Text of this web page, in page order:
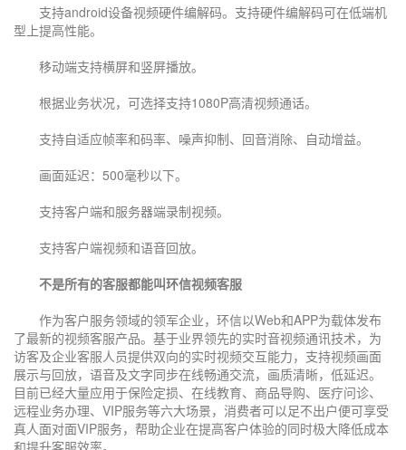
支持android设备视频硬件编解码。支持硬件编解码可在低端机
型上提高性能。
移动端支持横屏和竖屏播放。
根据业务状况，可选择支持1080P高清视频通话。
支持自适应帧率和码率、噪声抑制、回音消除、自动增益。
画面延迟：500毫秒以下。
支持客户端和服务器端录制视频。
支持客户端视频和语音回放。
不是所有的客服都能叫环信视频客服
作为客户服务领域的领军企业，环信以Web和APP为载体发布
了最新的视频客服产品。基于业界领先的实时音视频通讯技术，为
访客及企业客服人员提供双向的实时视频交互能力，支持视频画面
展示与回放，语音及文字同步在线畅通交流，画质清晰，低延迟。
目前已经大量应用于保险定损、在线教育、商品导购、医疗问诊、
远程业务办理、VIP服务等六大场景，消费者可以足不出户便可享受
真人面对面VIP服务，帮助企业在提高客户体验的同时极大降低成本